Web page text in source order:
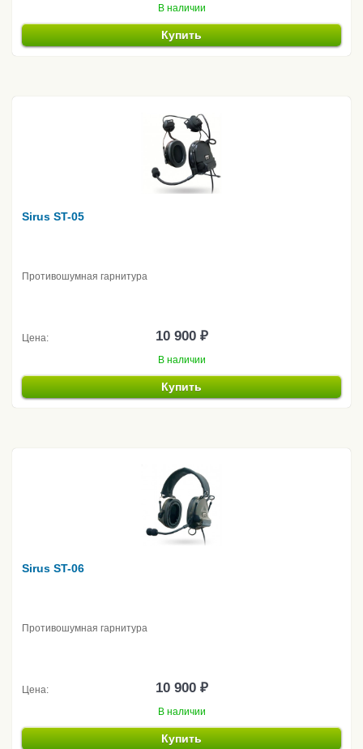
В наличии
Купить
Sirus ST-05
Противошумная гарнитура
Цена: 10 900 ₽
В наличии
Купить
Sirus ST-06
Противошумная гарнитура
Цена: 10 900 ₽
В наличии
Купить